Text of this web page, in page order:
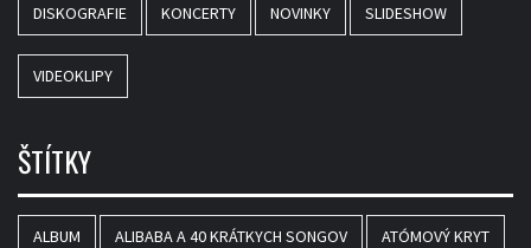
DISKOGRAFIE KONCERTY NOVINKY SLIDESHOW
VIDEOKLIPY
ŠTÍTKY
ALBUM ALIBABA A 40 KRÁTKYCH SONGOV ATÓMOVÝ KRYT